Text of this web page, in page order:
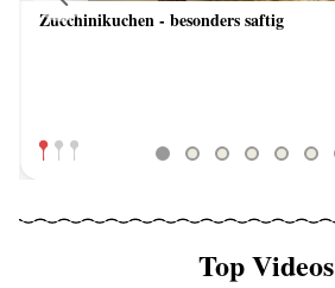
Zucchinikuchen - besonders saftig
Previous
Top Videos